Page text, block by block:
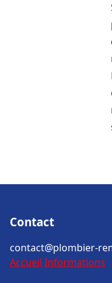
Contact
contact@plombier-
Accueil Informations